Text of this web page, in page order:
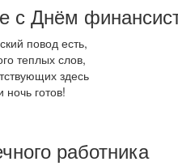
с Днём
повод есть,
теплых слов,
здесь
готов!
работника